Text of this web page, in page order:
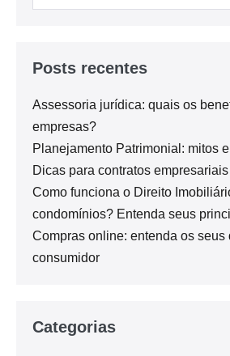
Posts recentes
Assessoria jurídica: quais os
empresas?
Planejamento Patrimonial: mitos
Dicas para contratos
Como funciona o Direito
condomínios? Entenda seus
Compras online: entenda os seus
consumidor
Categorias